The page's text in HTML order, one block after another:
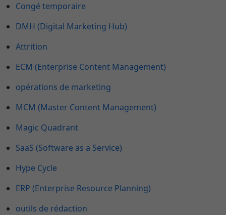
Congé temporaire
DMH (Digital Marketing Hub)
Attrition
ECM (Enterprise Content Management)
opérations de marketing
MCM (Master Content Management)
Magic Quadrant
SaaS (Software as a Service)
Hype Cycle
ERP (Enterprise Resource Planning)
outils de rédaction